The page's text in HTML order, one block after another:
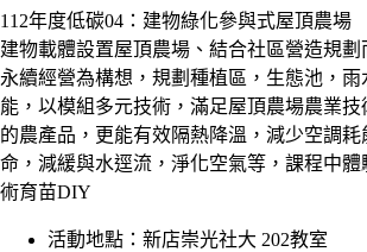
112年度低碳04：建物綠化參與式屋頂農場
建物載體設置屋頂農場、結合社區營造規劃
永續經營為構想，規劃種植區，生態池，
能，以模組多元技術，滿足屋頂農場農業技
的農產品，更能有效隔熱降溫，減少空調
命，減緩與水逕流，淨化空氣等，課程中
術育苗DIY
活動地點： 新店崇光社大 202教室